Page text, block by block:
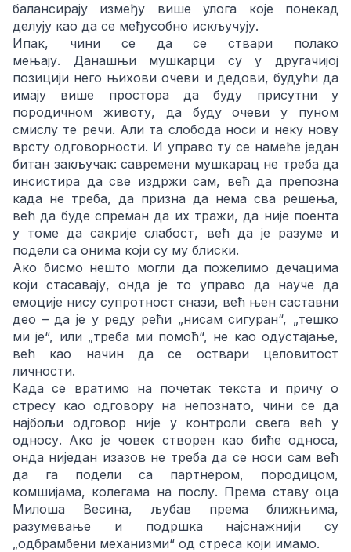
балансирају између више улога које понекад
делују као да се међусобно искључују.
Ипак, чини се да се ствари полако
мењају. Данашњи мушкарци су у другачијој
позицији него њихови очеви и дедови, будући да
имају више простора да буду присутни у
породичном животу, да буду очеви у пуном
смислу те речи. Али та слобода носи и неку нову
врсту одговорности. И управо ту се намеће један
битан закључак: савремени мушкарац не треба да
инсистира да све издржи сам, већ да препозна
када не треба, да призна да нема сва решења,
већ да буде спреман да их тражи, да није поента
у томе да сакрије слабост, већ да је разуме и
подели са онима који су му блиски.
Ако бисмо нешто могли да пожелимо дечацима
који стасавају, онда је то управо да науче да
емоције нису супротност снази, већ њен саставни
део – да је у реду рећи „нисам сигуран“, „тешко
ми је“, или „треба ми помоћ“, не као одустајање,
већ као начин да се оствари целовитост
личности.
Када се вратимо на почетак текста и причу о
стресу као одговору на непознато, чини се да
најбољи одговор није у контроли свега већ у
односу. Ако је човек створен као биће односа,
онда ниједан изазов не треба да се носи сам већ
да га подели са партнером, породицом,
комшијама, колегама на послу. Према ставу оца
Милоша Весина, љубав према ближњима,
разумевање и подршка најснажнији су
„одбрамбени механизми“ од стреса који имамо.